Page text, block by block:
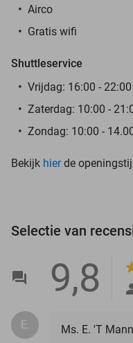
Airco
Gratis wifi
Shuttleservice
Vrijdag: 16:00 -
Zaterdag: 10:00 -
Zondag: 10:00 -
Bekijk hierde
Selectie van
9,8
E. Ms. E. 'T